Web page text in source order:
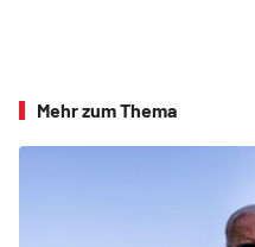
Mehr zum Thema